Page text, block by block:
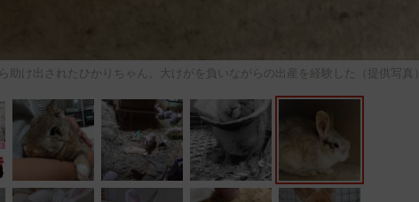
助け出されたひかりちゃん。大けがを負いながらの出産を経験した（提供写真）